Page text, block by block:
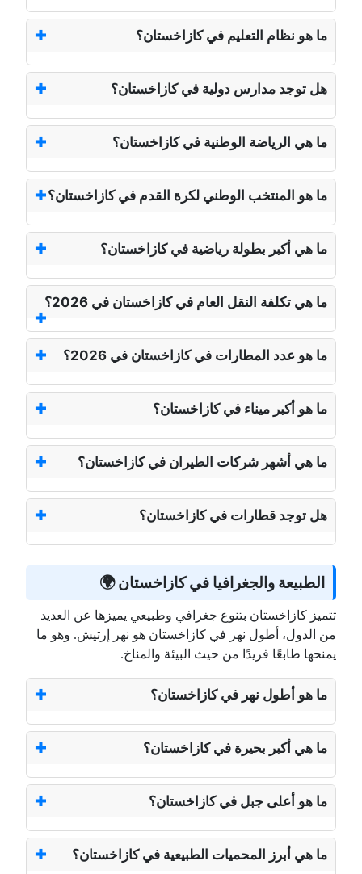
ما هو نظام التعليم في كازاخستان؟
هل توجد مدارس دولية في كازاخستان؟
ما هي الرياضة الوطنية في كازاخستان؟
ما هو المنتخب الوطني لكرة القدم في كازاخستان؟
ما هي أكبر بطولة رياضية في كازاخستان؟
ما هي تكلفة النقل العام في كازاخستان في 2026؟
ما هو عدد المطارات في كازاخستان في 2026؟
ما هو أكبر ميناء في كازاخستان؟
ما هي أشهر شركات الطيران في كازاخستان؟
هل توجد قطارات في كازاخستان؟
الطبيعة والجغرافيا في كازاخستان 🌍
تتميز كازاخستان بتنوع جغرافي وطبيعي يميزها عن العديد
من الدول، أطول نهر في كازاخستان هو نهر إرتيش. وهو ما
يمنحها طابعًا فريدًا من حيث البيئة والمناخ.
ما هو أطول نهر في كازاخستان؟
ما هي أكبر بحيرة في كازاخستان؟
ما هو أعلى جبل في كازاخستان؟
ما هي أبرز المحميات الطبيعية في كازاخستان؟